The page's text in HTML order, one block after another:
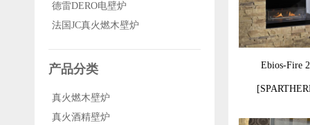
德雷DERO电壁炉
法国JC真火燃木壁炉
产品分类
真火燃木壁炉
真火酒精壁炉
Ebios-Fire